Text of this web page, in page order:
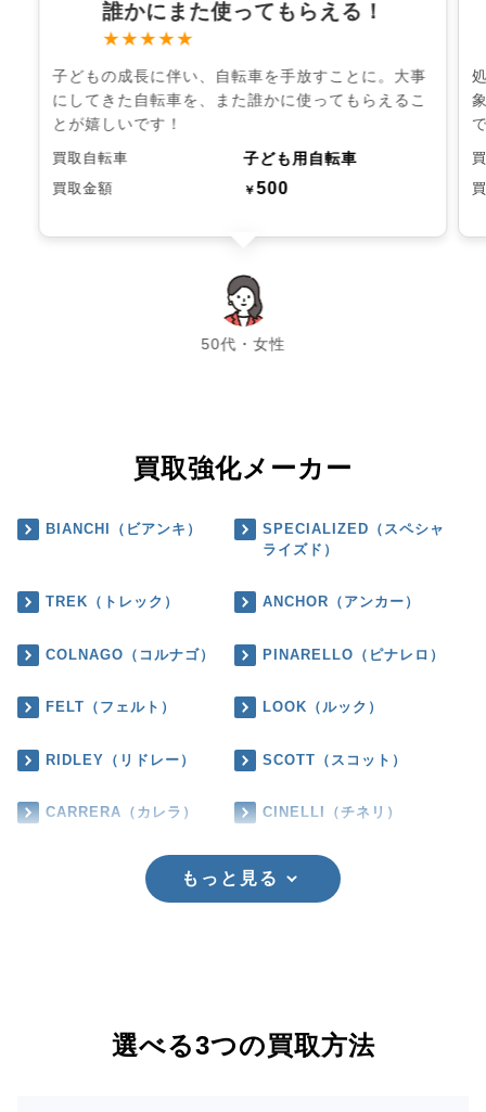
誰かにまた使ってもらえる！
★★★★★
子どもの成長に伴い、自転車を手放すことに。大事
にしてきた自転車を、また誰かに使ってもらえるこ
とが嬉しいです！
買取自転車 子ども用自転車
買取金額 ￥500
50代・女性
chevron_left chevron_right
買取強化メーカー
BIANCHI（ビアンキ）
SPECIALIZED（スペシャ
ライズド）
TREK（トレック） ANCHOR（アンカー）
COLNAGO（コルナゴ） PINARELLO（ピナレロ）
FELT（フェルト） LOOK（ルック）
RIDLEY（リドレー） SCOTT（スコット）
CARRERA（カレラ） CINELLI（チネリ）
もっと見る
選べる3つの買取方法